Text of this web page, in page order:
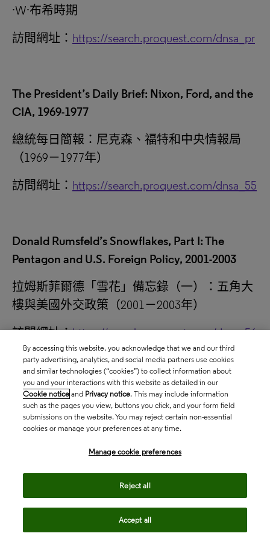
·W·布希時期
訪問網址： https://search.proquest.com/dnsa_pr
The President’s Daily Brief: Nixon, Ford, and the
CIA, 1969-1977
總統每日簡報：尼克森、福特和中央情報局
（1969－1977年）
訪問網址： https://search.proquest.com/dnsa_55
Donald Rumsfeld’s Snowflakes, Part I: The
Pentagon and U.S. Foreign Policy, 2001-2003
拉姆斯菲爾德 「 雪花 」 備忘錄（一）：五角大
樓與美國外交政策（2001－2003年）
訪問網址：https://search.proquest.com/dnsa_56
Donald Rumsfeld’s Snowflakes, Part II: The
Pentagon and U.S. Foreign Policy, 2004-2006
拉姆斯菲爾德「雪花」備忘錄（二）：五角大
樓與美國外交政策（2004－2006年）
https://search.proquest.com/dnsa_57
By accessing this website, you acknowledge that we and our third
party advertising, analytics, and social media partners use cookies
and similar technologies (“cookies”) to collect information about
you and your interactions with this website as detailed in our
Cookie notice and Privacy notice. This may include information
such as the pages you view, buttons you click, and your form field
submissions on the website. You may reject certain non-essential
cookies or manage your preferences at any time.
Manage cookie preferences
Reject all
Accept all